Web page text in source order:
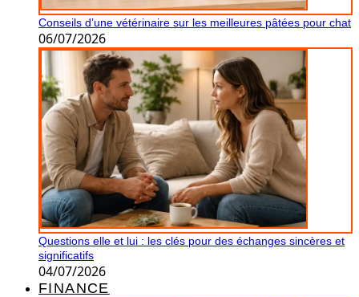
Conseils d’une vétérinaire sur les meilleures pâtées pour chat
06/07/2026
Questions elle et lui : les clés pour des échanges sincères et
significatifs
04/07/2026
FINANCE